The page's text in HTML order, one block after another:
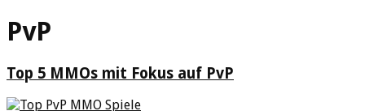
PvP
Top 5 MMOs mit Fokus auf PvP